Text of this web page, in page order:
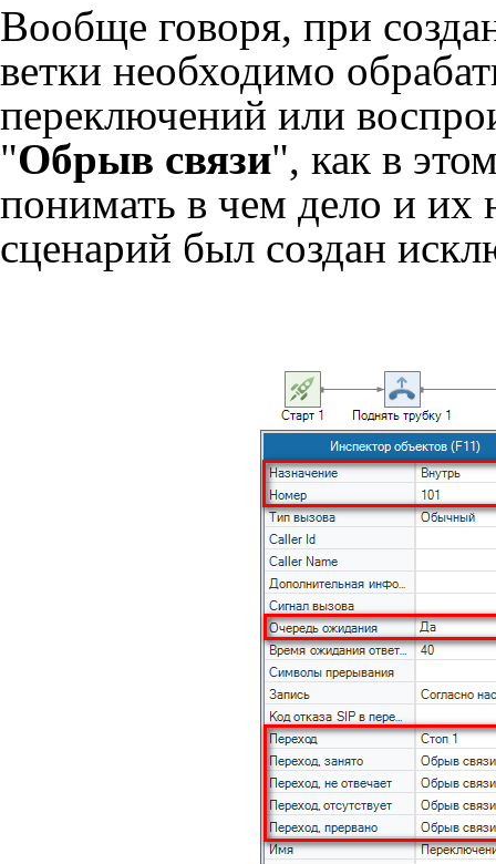
Вообще говоря, при
ветки необходимо
переключений или
"Обрыв связи", как в
понимать в чем дело и
сценарий был создан